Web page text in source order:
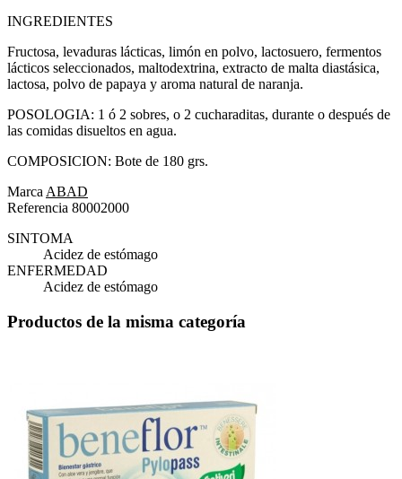
INGREDIENTES
Fructosa, levaduras lácticas, limón en polvo, lactosuero, fermentos
lácticos seleccionados, maltodextrina, extracto de malta diastásica,
lactosa, polvo de papaya y aroma natural de naranja.
POSOLOGIA: 1 ó 2 sobres, o 2 cucharaditas, durante o después de
las comidas disueltos en agua.
COMPOSICION: Bote de 180 grs.
Marca ABAD
Referencia 80002000
SINTOMA
Acidez de estómago
ENFERMEDAD
Acidez de estómago
Productos de la misma categoría